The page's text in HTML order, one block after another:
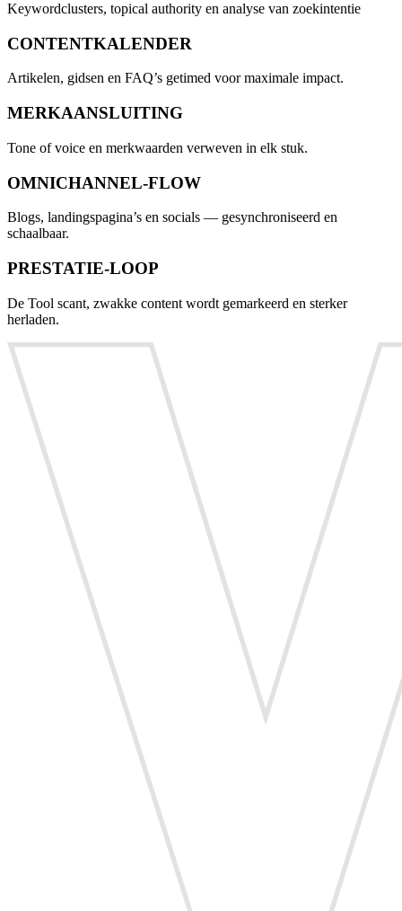
Keywordclusters, topical authority en analyse van zoekintentie
CONTENTKALENDER
Artikelen, gidsen en FAQ’s getimed voor maximale impact.
MERKAANSLUITING
Tone of voice en merkwaarden verweven in elk stuk.
OMNICHANNEL-FLOW
Blogs, landingspagina’s en socials — gesynchroniseerd en
schaalbaar.
PRESTATIE-LOOP
De Tool scant, zwakke content wordt gemarkeerd en sterker
herladen.